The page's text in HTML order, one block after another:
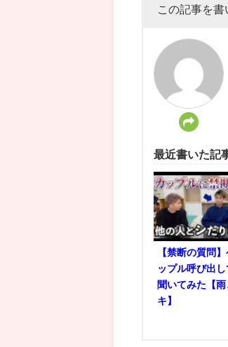
この記事を書
最近書いた記
【禁断の質問
ップル呼び出し
聞いてみた【雨
キ】